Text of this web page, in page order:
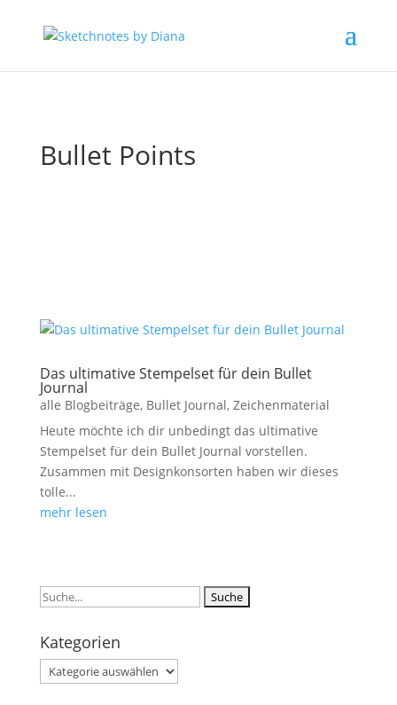
Bullet Points
Das ultimative Stempelset für dein Bullet
Journal
alle Blogbeiträge, Bullet Journal, Zeichenmaterial
Heute möchte ich dir unbedingt das ultimative
Stempelset für dein Bullet Journal vorstellen.
Zusammen mit Designkonsorten haben wir dieses
tolle...
mehr lesen
Suchen
Kategorien
Kategorien